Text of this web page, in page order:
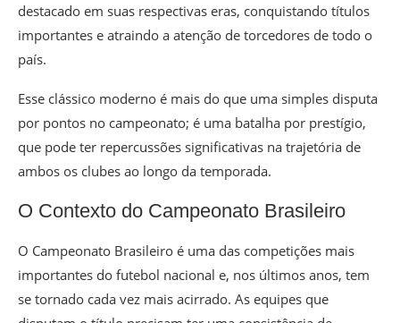
destacado em suas respectivas eras, conquistando títulos
importantes e atraindo a atenção de torcedores de todo o
país.
Esse clássico moderno é mais do que uma simples disputa
por pontos no campeonato; é uma batalha por prestígio,
que pode ter repercussões significativas na trajetória de
ambos os clubes ao longo da temporada.
O Contexto do Campeonato Brasileiro
O Campeonato Brasileiro é uma das competições mais
importantes do futebol nacional e, nos últimos anos, tem
se tornado cada vez mais acirrado. As equipes que